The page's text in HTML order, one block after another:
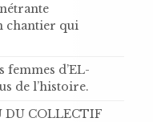
chantier qui
femmes d’EL-
de l’histoire .
DU COLLECTIF